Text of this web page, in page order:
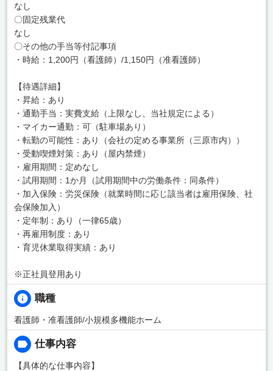
なし
〇固定残業代
なし
〇その他の手当等付記事項
・時給：1,200円（看護師）/1,150円（准看護師）
【待遇詳細】
・昇給：あり
・通勤手当：実費支給（上限なし、当社規定による）
・マイカー通勤：可（駐車場あり）
・転勤の可能性：あり（会社の定める事業所（三原市内））
・受動喫煙対策：あり（屋内禁煙）
・雇用期間：定めなし
・試用期間：1か月（試用期間中の労働条件：同条件）
・加入保険：労災保険（就業時間に応じ該当者は雇用保険、社
会保険加入）
・定年制：あり（一律65歳）
・再雇用制度：あり
・育児休業取得実績：あり
※正社員登用あり
職種
看護師・准看護師/小規模多機能ホーム
仕事内容
【具体的な仕事内容】